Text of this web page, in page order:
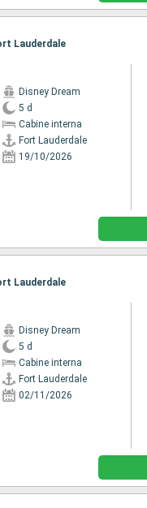
Lauderdale
Disney Dream
5 d
Cabine interna
Fort Lauderdale
19/10/2026
Lauderdale
Disney Dream
5 d
Cabine interna
Fort Lauderdale
02/11/2026